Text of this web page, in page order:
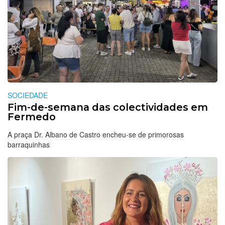
SOCIEDADE
Fim-de-semana das colectividades em
Fermedo
A praça Dr. Albano de Castro encheu-se de primorosas
barraquinhas